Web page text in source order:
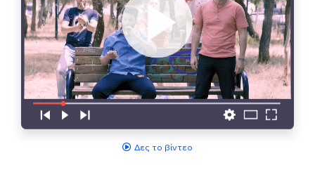
Δες το βίντεο